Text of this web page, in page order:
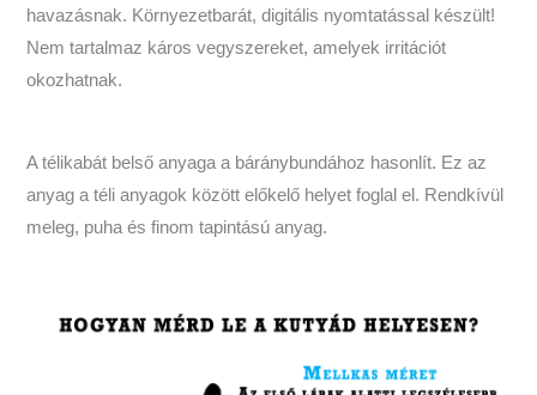
havazásnak. Környezetbarát, digitális nyomtatással készült!
Nem tartalmaz káros vegyszereket, amelyek irritációt
okozhatnak.
A télikabát belső anyaga a báránybundához hasonlít. Ez az
anyag a téli anyagok között előkelő helyet foglal el. Rendkívül
meleg, puha és finom tapintású anyag.